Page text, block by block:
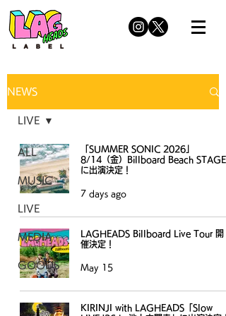
NEWS
ALL
MUSIC
LIVE
MEDIA
GOODS
LIVE
「 SUMMER SONIC 2026」
8/14（金）Billboard Beach STAGE
に出演決定！
7 days ago
LAGHEADS Billboard Live Tour 開
催決定！
May 15
KIRINJI with LAGHEADS「Slow